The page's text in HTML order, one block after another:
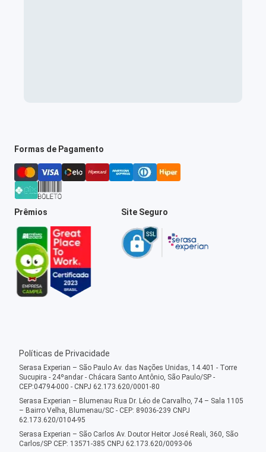
Formas de Pagamento
Prêmios Site Seguro
Políticas de Privacidade
Serasa Experian – São Paulo Av. das Nações Unidas, 14.401 - Torre
Sucupira - 24ºandar - Chácara Santo Antônio, São Paulo/SP -
CEP:04794-000 - CNPJ 62.173.620/0001-80
Serasa Experian – Blumenau Rua Dr. Léo de Carvalho, 74 – Sala 1105
– Bairro Velha, Blumenau/SC - CEP: 89036-239 CNPJ
62.173.620/0104-95
Serasa Experian – São Carlos Av. Doutor Heitor José Reali, 360, São
Carlos/SP CEP: 13571-385 CNPJ 62.173.620/0093-06